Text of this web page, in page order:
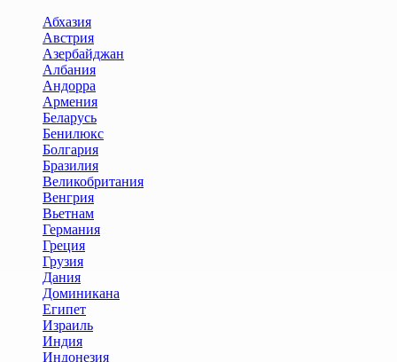
Абхазия
Австрия
Азербайджан
Албания
Андорра
Армения
Беларусь
Бенилюкс
Болгария
Бразилия
Великобритания
Венгрия
Вьетнам
Германия
Греция
Грузия
Дания
Доминикана
Египет
Израиль
Индия
Индонезия